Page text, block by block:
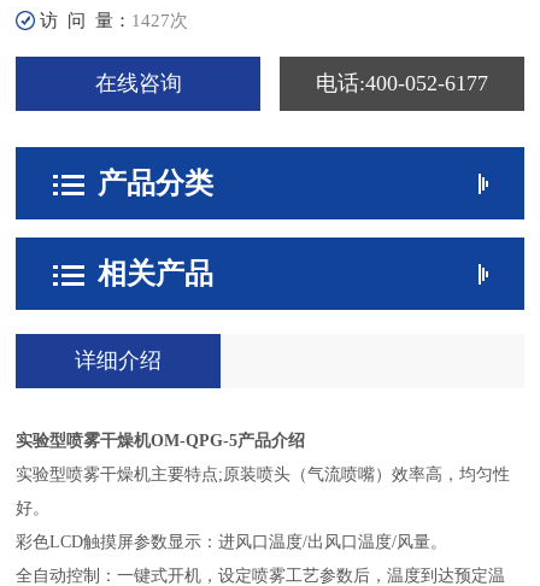
访 问 量： 1427次
在线咨询 电话:400-052-6177
产品分类
相关产品
详细介绍
实验型喷雾干燥机OM-QPG-5产品介绍
实验型喷雾干燥机主要特点;原装喷头（气流喷嘴）效率高，均匀性
好。
彩色LCD触摸屏参数显示：进风口温度/出风口温度/风量。
全自动控制：一键式开机，设定喷雾工艺参数后，温度到达预定温